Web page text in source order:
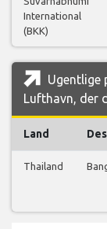
International
(BKK)
Ugentlige
Lufthavn, der
Land
Thailand